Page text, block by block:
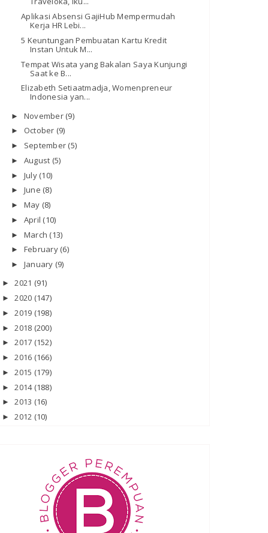
Aplikasi Absensi GajiHub Mempermudah
Kerja HR Lebi...
5 Keuntungan Pembuatan Kartu Kredit
Instan Untuk M...
Tempat Wisata yang Bakalan Saya Kunjungi
Saat ke B...
Elizabeth Setiaatmadja, Womenpreneur
Indonesia yan...
► November (9)
► October (9)
► September (5)
► August (5)
► July (10)
► June (8)
► May (8)
► April (10)
► March (13)
► February (6)
► January (9)
►2021 (91)
►2020 (147)
►2019 (198)
►2018 (200)
►2017 (152)
►2016 (166)
►2015 (179)
►2014 (188)
►2013 (16)
►2012 (10)